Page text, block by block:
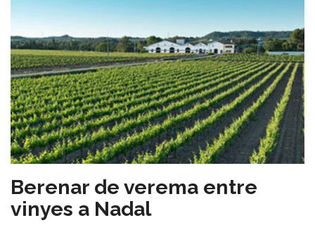
Berenar de verema entre
vinyes a Nadal